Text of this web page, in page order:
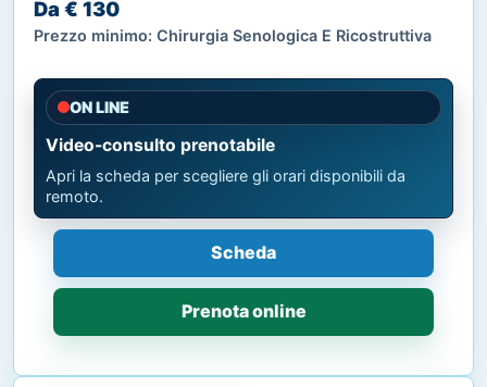
Da € 130
Prezzo minimo: Chirurgia Senologica E Ricostruttiva
ON LINE
Video-consulto prenotabile
Apri la scheda per scegliere gli orari disponibili da
remoto.
Scheda
Prenota online